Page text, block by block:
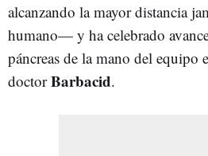
alcanzando la mayor distancia
humano— y ha celebrado
páncreas de la mano del equipo
doctor Barbacid.